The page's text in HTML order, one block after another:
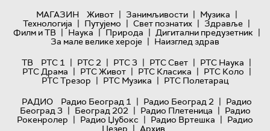
МАГАЗИН
Живот | Занимљивости | Музика |
Технологијa | Путујемо | Свет познатих | Здравље |
Филм и ТВ | Наука | Природа | Дигитални предузетник |
За мале велике хероје | Наизглед здрав
ТВ
РТС 1 | РТС 2 | РТС 3 | РТС Свет | РТС Наука |
РТС Драма | РТС Живот | РТС Класика | РТС Коло |
РТС Трезор | РТС Музика | РТС Полетарац
РАДИО
Радио Београд 1 | Радио Београд 2 | Радио
Београд 3 | Београд 202 | Радио Плетеница | Радио
Рокенролер | Радио Џубокс | Радио Вртешка | Радио
Џезер | Архив